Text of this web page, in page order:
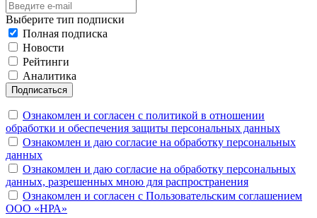
Выберите тип подписки
Полная подписка
Новости
Рейтинги
Аналитика
Подписаться
Ознакомлен и согласен с политикой в отношении
обработки и обеспечения защиты персональных данных
Ознакомлен и даю согласие на обработку персональных
данных
Ознакомлен и даю согласие на обработку персональных
данных, разрешенных мною для распространения
Ознакомлен и согласен с Пользовательским соглашением
ООО «НРА»